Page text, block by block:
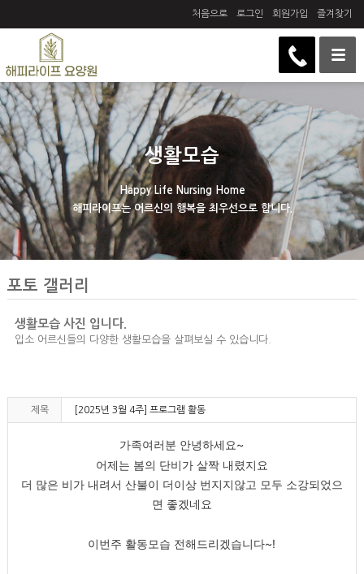
처음으로 로그인 회원가입 즐겨찾기
생활모습
Happy Life Nursing Home
해피라이프는 어르신의 행복을 최우선으로 합니다.
포토 갤러리
생활모습 사진 입니다.
입소 어르신들의 다양한 생활모습을 살펴보실 수 있습니다.
제목 [2025년 3월 4주] 프로그램 활동
가족여러분 안녕하세요~
어제는 봄의 단비가 살짝 내렸지요
더 많은 비가 내려서 산불이 더이상 번지지않고 모두 소강되었으
면 좋겠네요
이번주 활동모습 전해드리겠습니다~!